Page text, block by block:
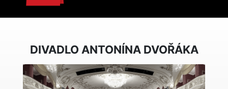
DIVADLO ANTONÍNA DVOŘÁKA